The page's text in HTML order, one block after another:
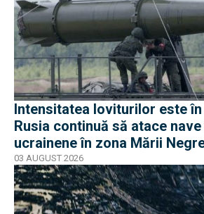
Intensitatea loviturilor este
Rusia continuă să atace
ucrainene în zona Mării
03 AUGUST 2026